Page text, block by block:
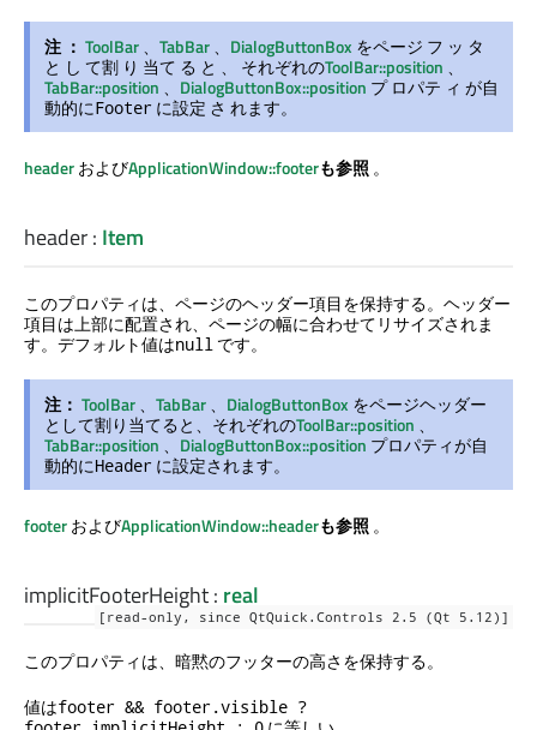
注 ： ToolBar、 TabBar、 DialogButtonBox をページ フ ッ タ
と し て割 り 当て る と 、 それぞれのToolBar::position 、
TabBar::position 、 DialogButtonBox::position プ ロパテ ィ が自
動的にFooter に設定 さ れます。
headerおよびApplicationWindow::footerも参照 。
header: Item
このプロパティは、ページのヘッダー項目を保持する。ヘッダー
項目は上部に配置され、ページの幅に合わせてリサイズされま
す。デフォルト値はnull です。
注： ToolBar、 TabBar、 DialogButtonBox をページヘッダー
として割り当てると、それぞれのToolBar::position 、
TabBar::position 、 DialogButtonBox::position プロパティが自
動的にHeader に設定されます。
footerおよびApplicationWindow::headerも参照 。
implicitFooterHeight: real
[read-only, since QtQuick.Controls 2.5 (Qt 5.12)]
このプロパティは、暗黙のフッターの高さを保持する。
値はfooter && footer.visible ?